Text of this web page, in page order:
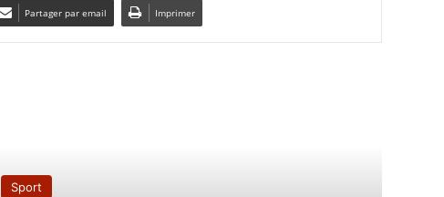
Partager par email Imprimer
Sport